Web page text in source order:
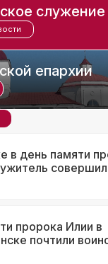
служение
епархии
в день памяти
пророка Илии в
почтили